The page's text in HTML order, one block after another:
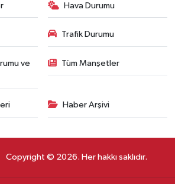
Hava Durumu
Trafik Durumu
ve
Tüm Manşetler
Haber Arşivi
Copyright © 2026. Her hakkı saklıdır.